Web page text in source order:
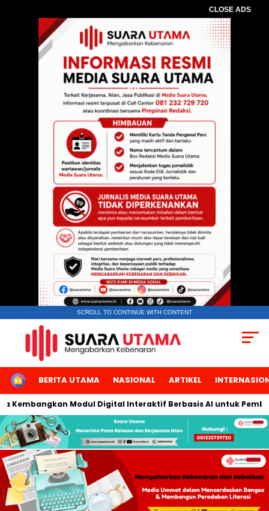
CLOSE ADS
SCROLL TO CONTINUE WITH CONTENT
HOMEBERITA UTAMA NASIONAL ARTIKEL
Kembangkan Modul Digital Interaktif Berbasis AI untuk